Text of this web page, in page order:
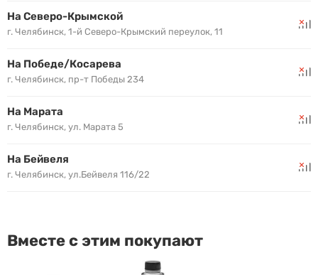
На Северо-Крымской
г. Челябинск, 1-й Северо-Крымский переулок, 11
На Победе/Косарева
г. Челябинск, пр-т Победы 234
На Марата
г. Челябинск, ул. Марата 5
На Бейвеля
г. Челябинск, ул.Бейвеля 116/22
Вместе с этим покупают